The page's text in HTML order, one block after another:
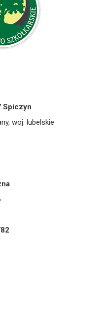
Spiczyn
woj. lubelskie